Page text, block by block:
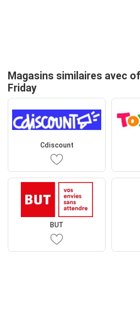
Magasins similaires avec
Friday
Cdiscount
BUT